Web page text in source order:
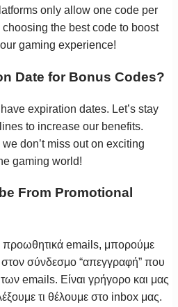
only allow one code per
choosing the best code to boost
gaming experience!
Date for Bonus Codes?
expiration dates. Let’s stay
to increase our benefits.
don’t miss out on exciting
gaming world!
From Promotional
προωθητικά emails, μπορούμε
σύνδεσμο “απεγγραφή” που
emails. Είναι γρήγορο και μας
τι θέλουμε στο inbox μας.